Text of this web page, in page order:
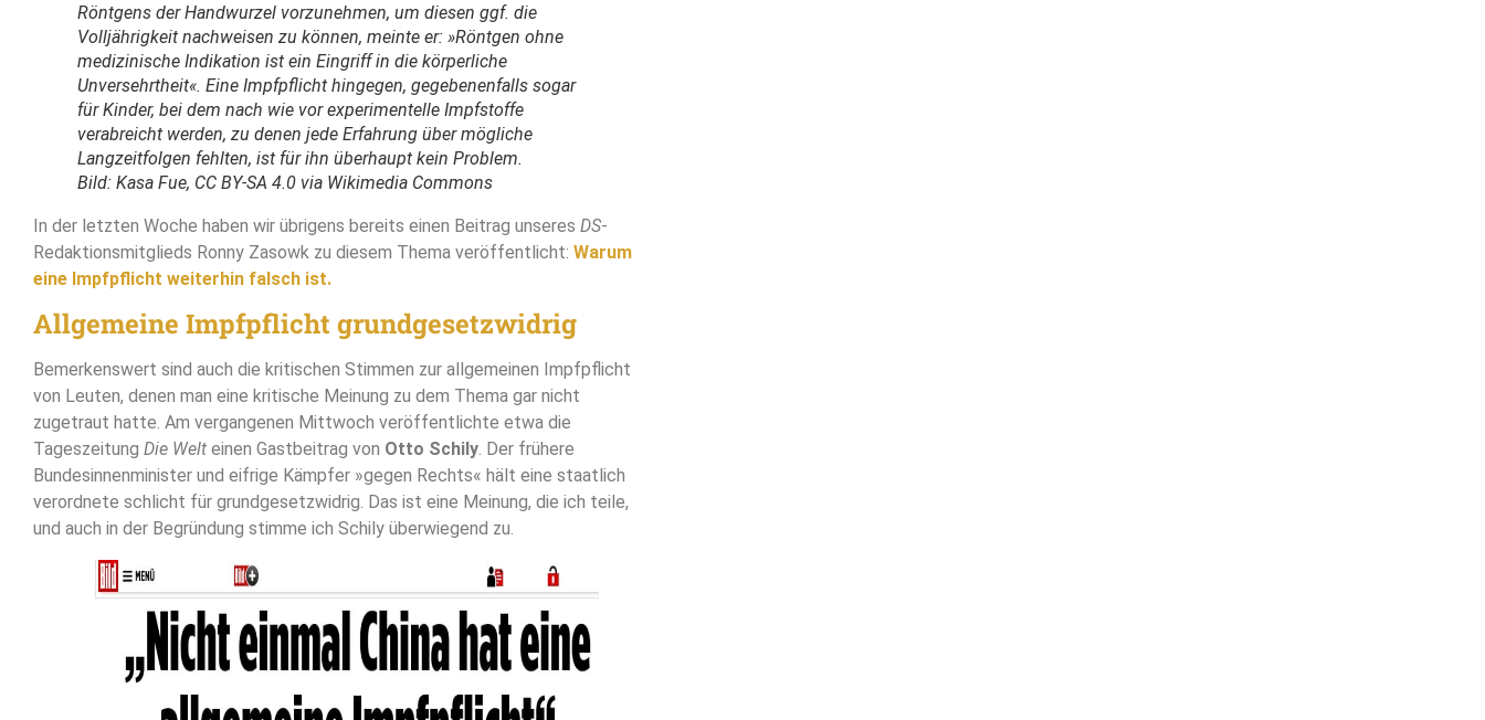
Röntgens der Handwurzel vorzunehmen, um diesen ggf. die
Volljährigkeit nachweisen zu können, meinte er: »Röntgen ohne
medizinische Indikation ist ein Eingriff in die körperliche
Unversehrtheit«. Eine Impfpflicht hingegen, gegebenenfalls sogar
für Kinder, bei dem nach wie vor experimentelle Impfstoffe
verabreicht werden, zu denen jede Erfahrung über mögliche
Langzeitfolgen fehlten, ist für ihn überhaupt kein Problem.
Bild: Kasa Fue, CC BY-SA 4.0 via Wikimedia Commons
In der letzten Woche haben wir übrigens bereits einen Beitrag unseres DS-
Redaktionsmitglieds Ronny Zasowk zu diesem Thema veröffentlicht: Warum
eine Impfpflicht weiterhin falsch ist.
Allgemeine Impfpflicht grundgesetzwidrig
Bemerkenswert sind auch die kritischen Stimmen zur allgemeinen Impfpflicht
von Leuten, denen man eine kritische Meinung zu dem Thema gar nicht
zugetraut hatte. Am vergangenen Mittwoch veröffentlichte etwa die
Tageszeitung Die Welt einen Gastbeitrag von Otto Schily. Der frühere
Bundesinnenminister und eifrige Kämpfer »gegen Rechts« hält eine staatlich
verordnete schlicht für grundgesetzwidrig. Das ist eine Meinung, die ich teile,
und auch in der Begründung stimme ich Schily überwiegend zu.